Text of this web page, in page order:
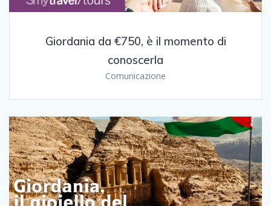
Giordania da €750, è il momento di
conoscerla
Comunicazione